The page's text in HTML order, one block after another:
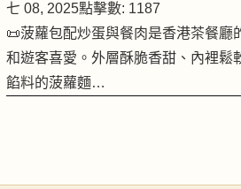
七 08, 2025點擊數: 1187
📜菠蘿包配炒蛋與餐肉是香港茶餐廳
和遊客喜愛。外層酥脆香甜、內裡鬆
餡料的菠蘿麵…